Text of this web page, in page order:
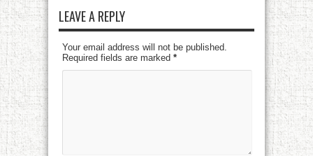
LEAVE A REPLY
Your email address will not be published.
Required fields are marked *